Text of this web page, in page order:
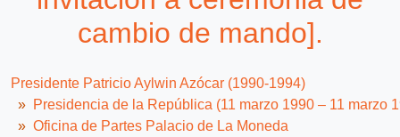
cambio de mando].
Presidente Patricio Aylwin Azócar (1990-1994)
Presidencia de la República (11 marzo 1990 – 11 marzo
Oficina de Partes Palacio de La Moneda